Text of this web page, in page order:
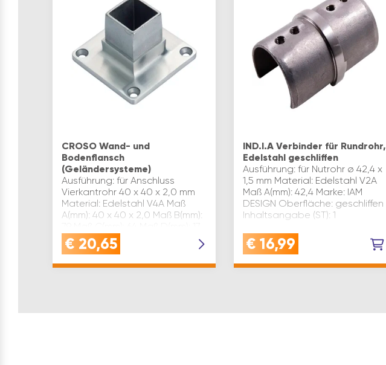
CROSO Wand- und
Bodenflansch
(Geländersysteme)
Ausführung: für Anschluss
Vierkantrohr 40 x 40 x 2,0 mm
Material: Edelstahl V4A Maß
A(mm): 40 x 40 x 2,0 Maß B(mm):
Marke: Croso Oberfläche:
geschliffen Inhaltsangabe…
€ 20,65
IND.I.A Verbinder für Rundrohr,
Edelstahl geschliffen
Ausführung: für Nutrohr ø 42,4 x
1,5 mm Material: Edelstahl V2A
Maß A(mm): 42,4 Marke: IAM
DESIGN Oberfläche: geschliffen
Inhaltsangabe (ST): 1
€ 16,99